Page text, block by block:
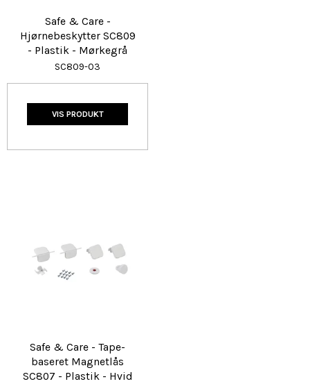
Safe & Care -
Hjørnebeskytter SC809
- Plastik - Mørkegrå
SC809-03
VIS PRODUKT
Safe & Care - Tape-
baseret Magnetlås
SC807 - Plastik - Hvid